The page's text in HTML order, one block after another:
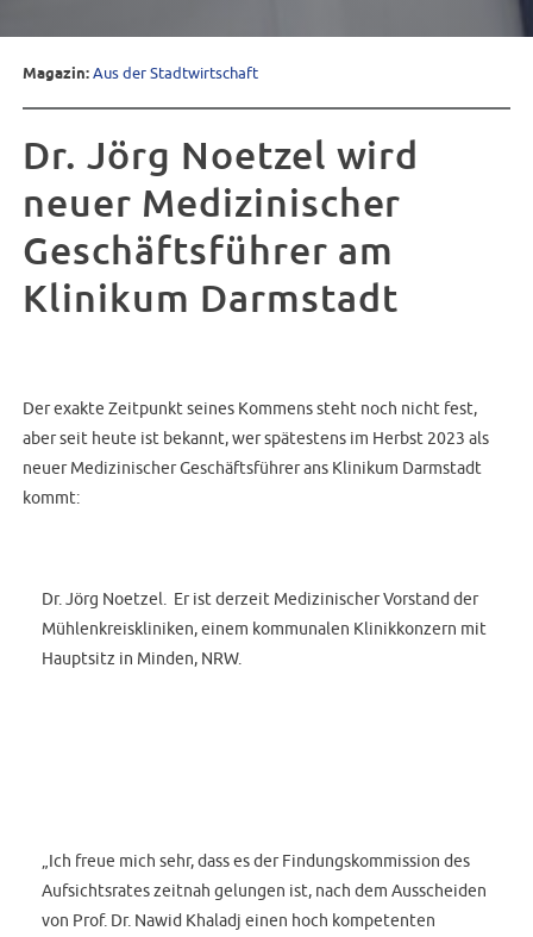
Magazin:Aus der Stadtwirtschaft
Dr. Jörg Noetzel wird
neuer Medizinischer
Geschäftsführer am
Klinikum Darmstadt
Der exakte Zeitpunkt seines Kommens steht noch nicht fest,
aber seit heute ist bekannt, wer spätestens im Herbst 2023 als
neuer Medizinischer Geschäftsführer ans Klinikum Darmstadt
kommt:
Dr. Jörg Noetzel. Er ist derzeit Medizinischer Vorstand der
Mühlenkreiskliniken, einem kommunalen Klinikkonzern mit
Hauptsitz in Minden, NRW.
„Ich freue mich sehr, dass es der Findungskommission des
Aufsichtsrates zeitnah gelungen ist, nach dem Ausscheiden
von Prof. Dr. Nawid Khaladj einen hoch kompetenten